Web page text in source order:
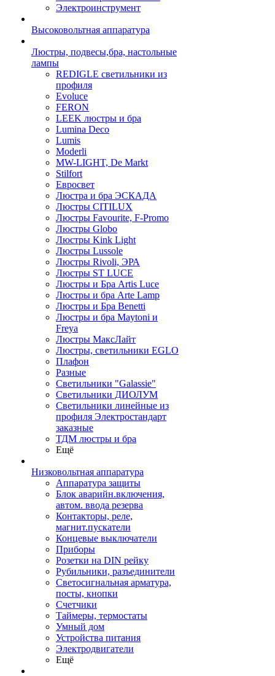
Электроинструмент
Высоковольтная аппаратура
Люстры, подвесы,бра, настольные
лампы
REDIGLE светильники из
профиля
Evoluce
FERON
LEEK люстры и бра
Lumina Deco
Lumis
Moderli
MW-LIGHT, De Markt
Stilfort
Евросвет
Люстра и бра ЭСКАДА
Люстры CITILUX
Люстры Favourite, F-Promo
Люстры Globo
Люстры Kink Light
Люстры Lussole
Люстры Rivoli, ЭРА
Люстры ST LUCE
Люстры и Бра Artis Luce
Люстры и бра Arte Lamp
Люстры и Бра Benetti
Люстры и бра Maytoni и
Freya
Люстры МаксЛайт
Люстры, светильники EGLO
Плафон
Разные
Светильники "Galassie"
Светильники ДИОЛУМ
Светильники линейные из
профиля Электростандарт
заказные
ТДМ люстры и бра
Ещё
Низковольтная аппаратура
Аппаратура защиты
Блок аварийн.включения,
автом. ввода резерва
Контакторы, реле,
магнит.пускатели
Концевые выключатели
Приборы
Розетки на DIN рейку
Рубильники, разъединители
Светосигнальная арматура,
посты, кнопки
Счетчики
Таймеры, термостаты
Умный дом
Устройства питания
Электродвигатели
Ещё